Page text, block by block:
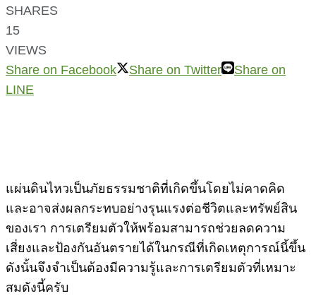
SHARES
15
VIEWS
Share on Facebook
Share on Twitter
Share on
LINE
แผ่นดินไหวเป็นภัยธรรมชาติที่เกิดขึ้นโดยไม่คาดคิด
และอาจส่งผลกระทบอย่างรุนแรงต่อชีวิตและทรัพย์สิน
ของเรา การเตรียมตัวให้พร้อมสามารถช่วยลดความ
เสี่ยงและป้องกันอันตรายได้ในกรณีที่เกิดเหตุการณ์นี้ขึ้น
ดังนั้นจึงจำเป็นต้องมีความรู้และการเตรียมตัวที่เหมาะ
สมดังนี้ครับ